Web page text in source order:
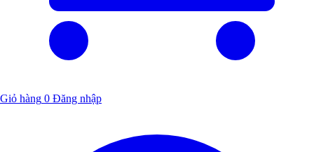
Giỏ hàng 0 Đăng nhập